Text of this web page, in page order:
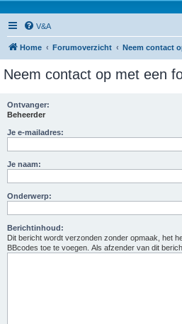
V&A
Home Forumoverzicht Neem contact
Neem contact op met een
Ontvanger:
Beheerder
Je e-mailadres:
Je naam:
Onderwerp:
Berichtinhoud:
Dit bericht wordt verzonden zonder opmaak, het
BBcodes toe te voegen. Als afzender van dit